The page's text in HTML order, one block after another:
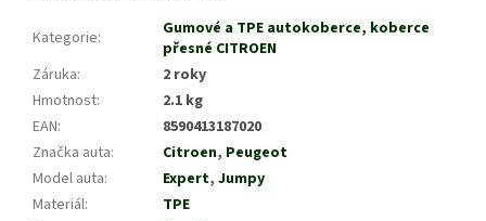
Kategorie:
Gumové a TPE autokoberce, koberce
přesné CITROEN
Záruka:
2 roky
Hmotnost:
2.1 kg
EAN:
8590413187020
Značka auta: Citroen, Peugeot
Model auta: Expert, Jumpy
Materiál:
TPE